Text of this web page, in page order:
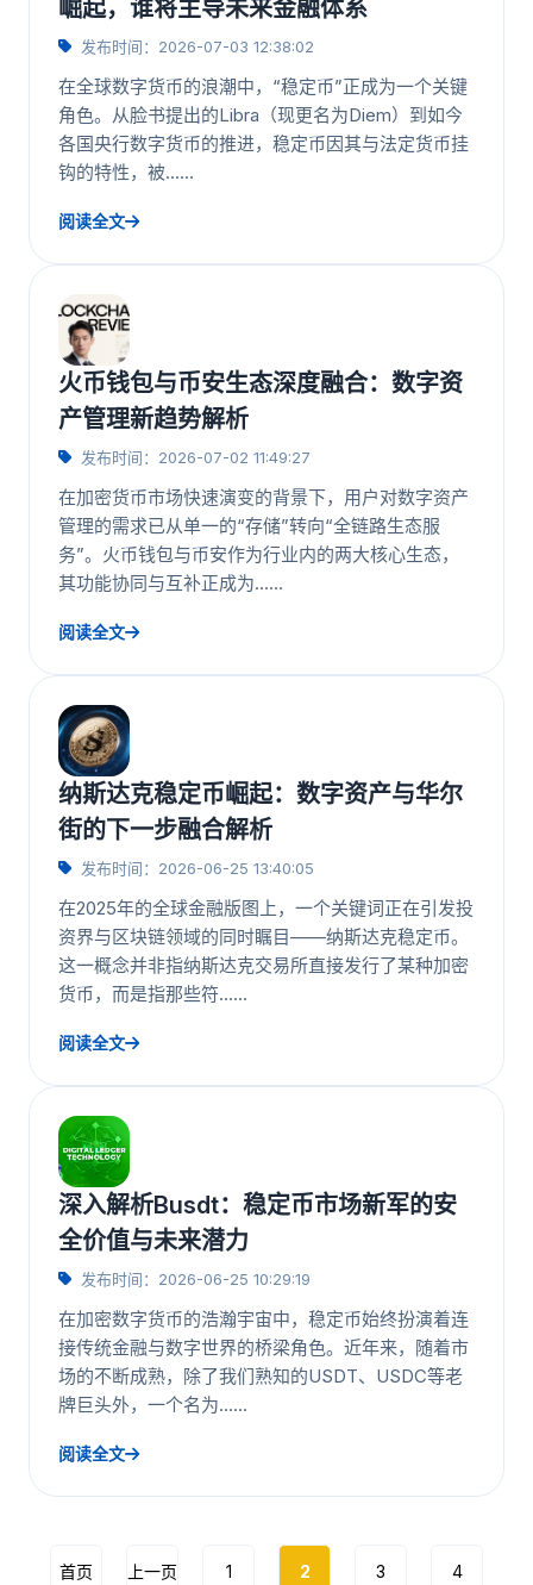
崛起，谁将主导未来金融体系
发布时间：2026-07-03 12:38:02
在全球数字货币的浪潮中，“稳定币”正成为一个关键
角色。从脸书提出的Libra（现更名为Diem）到如今
各国央行数字货币的推进，稳定币因其与法定货币挂
钩的特性，被……
阅读全文
火币钱包与币安生态深度融合：数字资
产管理新趋势解析
发布时间：2026-07-02 11:49:27
在加密货币市场快速演变的背景下，用户对数字资产
管理的需求已从单一的“存储”转向“全链路生态服
务”。火币钱包与币安作为行业内的两大核心生态，
其功能协同与互补正成为……
阅读全文
纳斯达克稳定币崛起：数字资产与华尔
街的下一步融合解析
发布时间：2026-06-25 13:40:05
在2025年的全球金融版图上，一个关键词正在引发投
资界与区块链领域的同时瞩目——纳斯达克稳定币。
这一概念并非指纳斯达克交易所直接发行了某种加密
货币，而是指那些符……
阅读全文
深入解析Busdt：稳定币市场新军的安
全价值与未来潜力
发布时间：2026-06-25 10:29:19
在加密数字货币的浩瀚宇宙中，稳定币始终扮演着连
接传统金融与数字世界的桥梁角色。近年来，随着市
场的不断成熟，除了我们熟知的USDT、USDC等老
牌巨头外，一个名为……
阅读全文
首页 上一页 1 2 3 4